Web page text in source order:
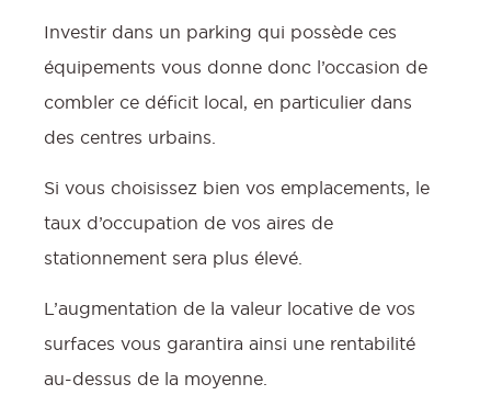
Investir dans un parking qui possède ces
équipements vous donne donc l’occasion de
combler ce déficit local, en particulier dans
des centres urbains.
Si vous choisissez bien vos emplacements, le
taux d’occupation de vos aires de
stationnement sera plus élevé.
L’augmentation de la valeur locative de vos
surfaces vous garantira ainsi une rentabilité
au-dessus de la moyenne.